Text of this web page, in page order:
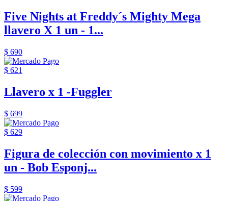
Five Nights at Freddy´s Mighty Mega
llavero X 1 un - 1...
$ 690
$ 621
Llavero x 1 -Fuggler
$ 699
$ 629
Figura de colección con movimiento x 1
un - Bob Esponj...
$ 599